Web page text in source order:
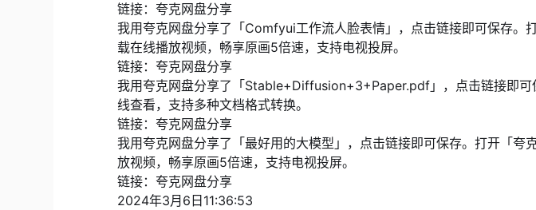
链接：夸克网盘分享
我用夸克网盘分享了「Comfyui工作流人脸表情」，点击链接即可保存。
载在线播放视频，畅享原画5倍速，支持电视投屏。
链接：夸克网盘分享
我用夸克网盘分享了「Stable+Diffusion+3+Paper.pdf」，点击链接即可
线查看，支持多种文档格式转换。
链接：夸克网盘分享
我用夸克网盘分享了「最好用的大模型」，点击链接即可保存。打开「夸
放视频，畅享原画5倍速，支持电视投屏。
链接：夸克网盘分享
2024年3月6日11:36:53